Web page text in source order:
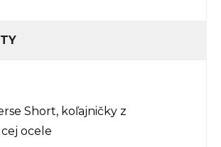
Short, koľajničky z
ocele